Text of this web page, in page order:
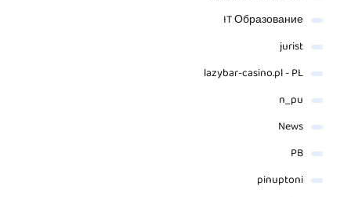
IT Образование
jurist
lazybar-casino.pl - PL
n_pu
News
PB
pinuptoni